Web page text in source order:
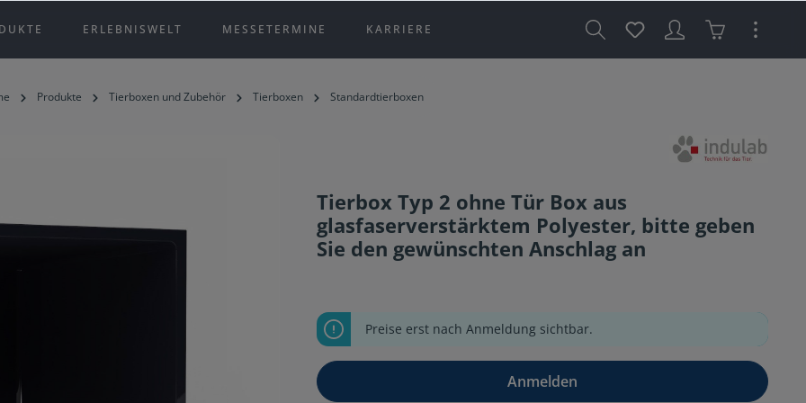
ERLEBNISWELT MESSETERMINE KARRIERE
Produkte Tierboxen und Zubehör Tierboxen Standardtierboxen
Tierbox Typ 2 ohne Tür Box aus
glasfaserverstärktem Polyester, bitte geben
Sie den gewünschten Anschlag an
Preise erst nach Anmeldung sichtbar.
Anmelden